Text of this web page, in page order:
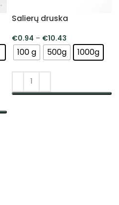
Salierų druska
€0.94 – €10.43
100 g 500g 1000g